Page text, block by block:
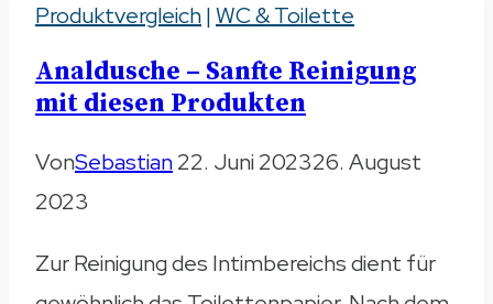
–
Soda-
Armaturen
Test
Überblick
Produktvergleich|WC & Toilette
Analdusche – Sanfte Reinigung
mit diesen Produkten
VonSebastian22. Juni 202326. August
2023
Zur Reinigung des Intimbereichs dient für